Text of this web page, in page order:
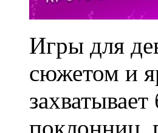
Игры для
сюжетом и
поклонниц,